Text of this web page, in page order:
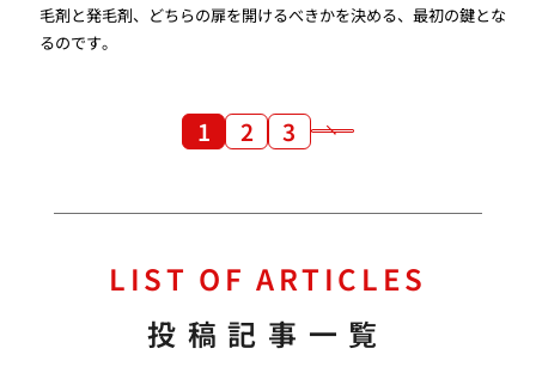
毛剤と発毛剤、どちらの扉を開けるべきかを決める、最初の鍵とな
るのです。
1 2 3
LIST OF ARTICLES
投稿記事一覧